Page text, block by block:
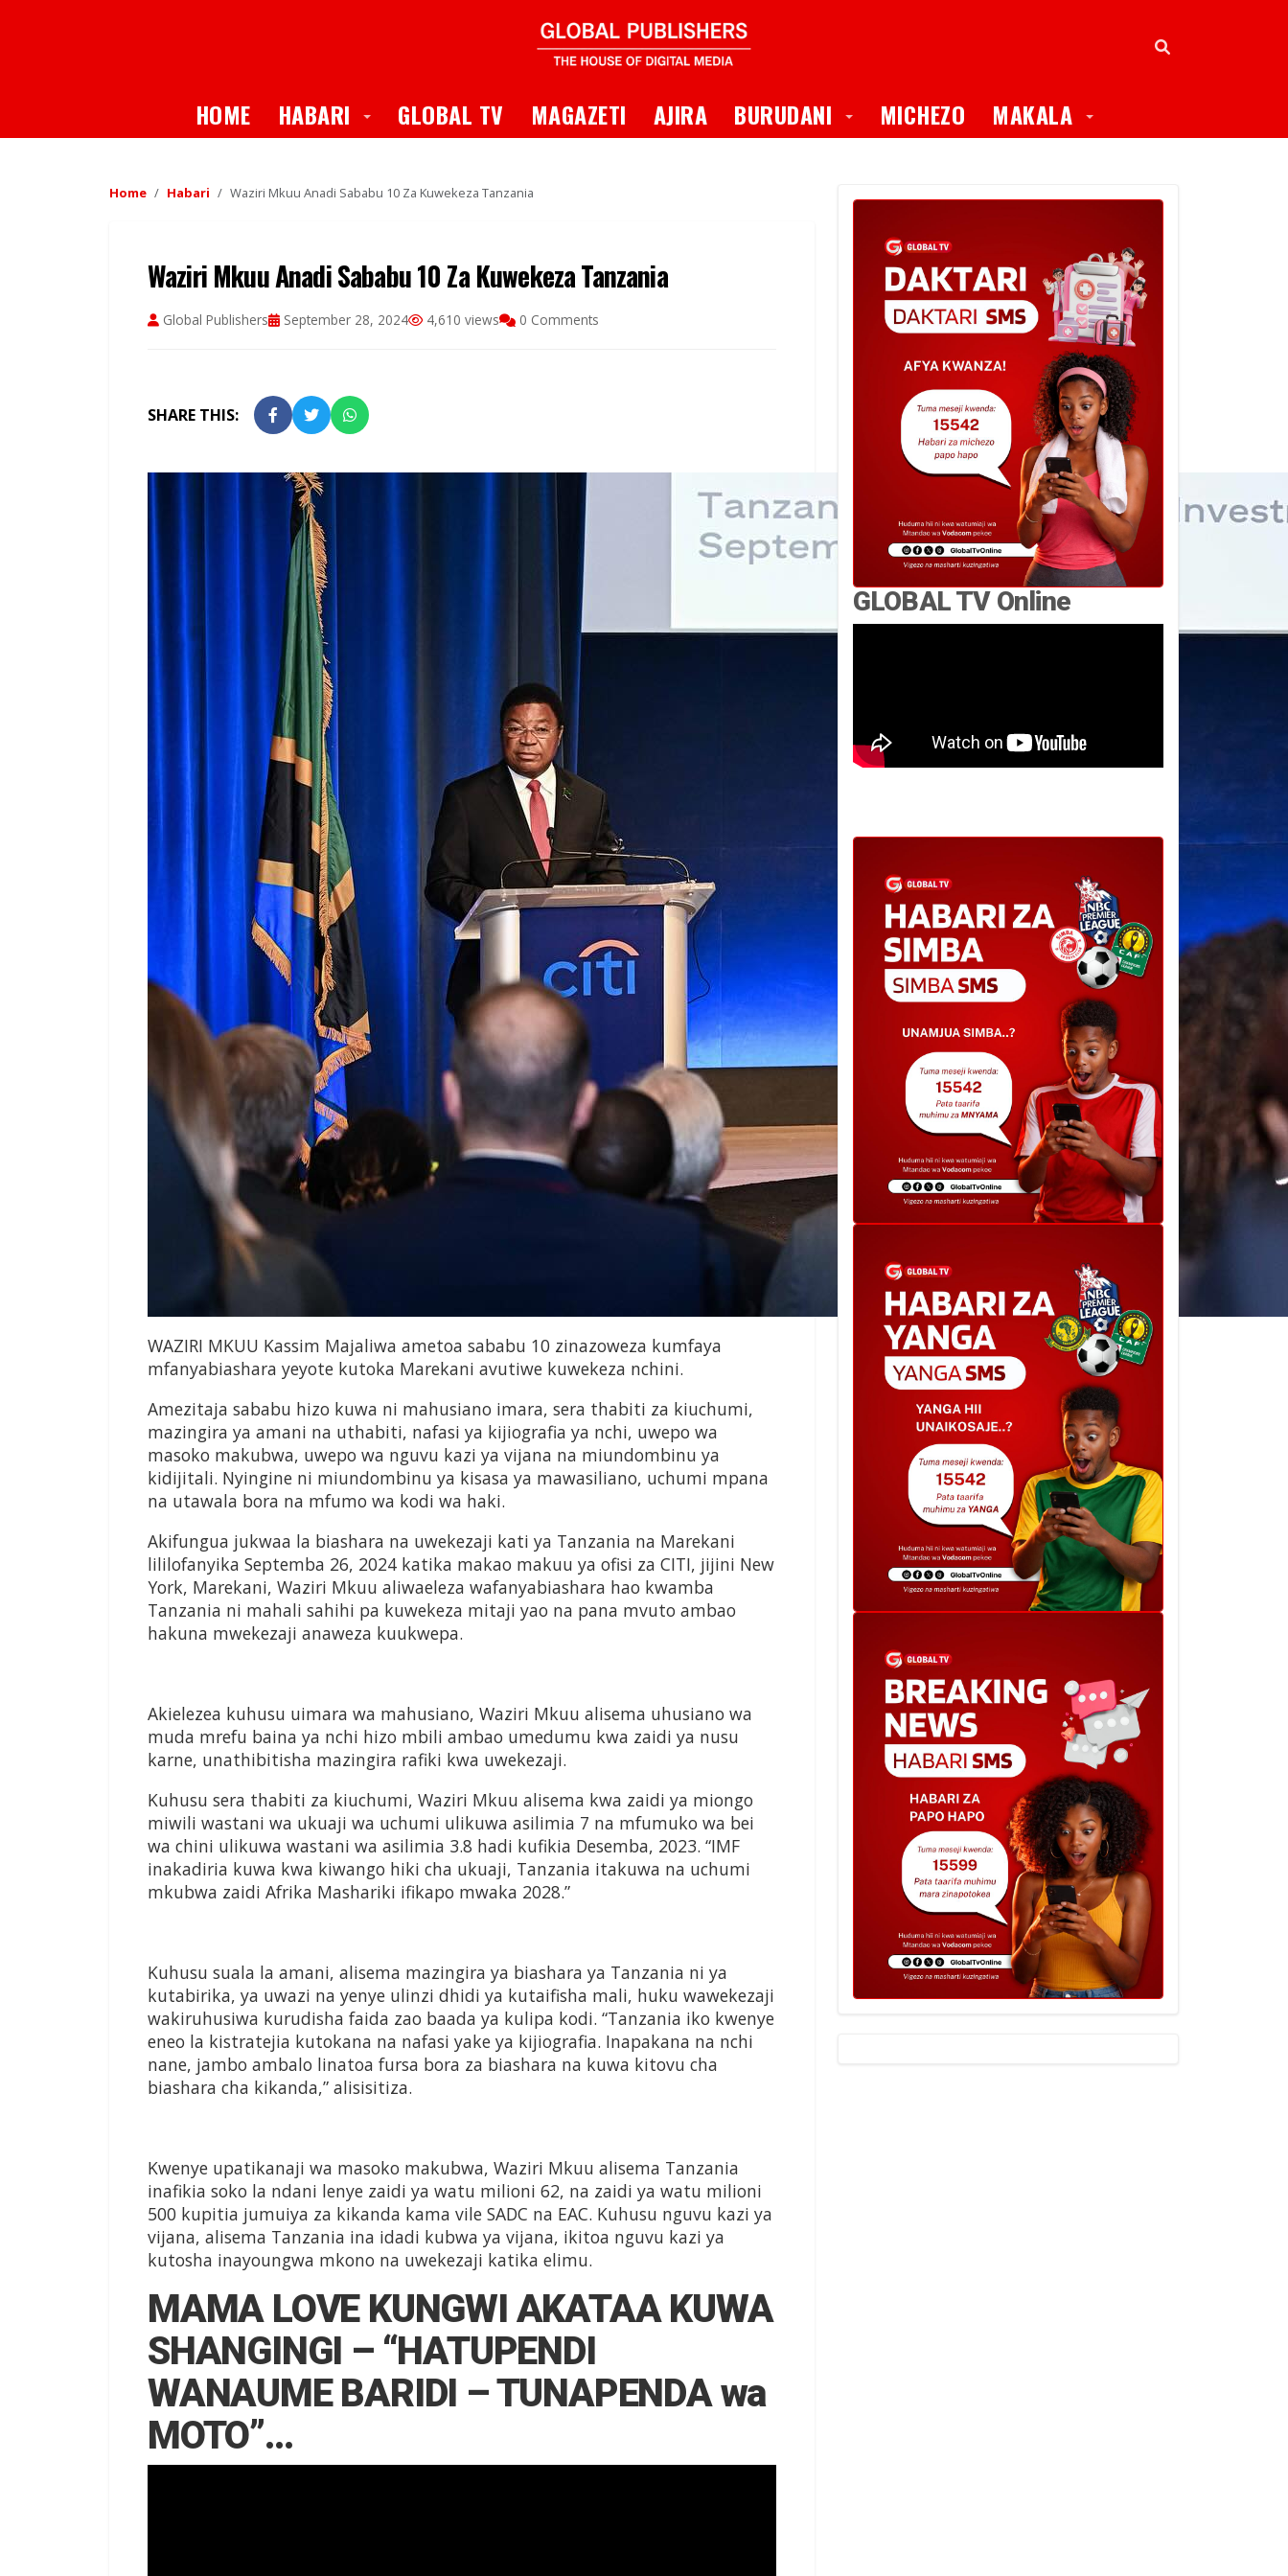
HOME HABARI Toggle Dropdown
GLOBAL TV MAGAZETI AJIRA BURUDANI Toggle Dropdown
MICHEZO MAKALA Toggle Dropdown
Home Habari Waziri Mkuu Anadi Sababu 10 Za Kuwekeza Tanzania
Waziri Mkuu Anadi Sababu 10 Za Kuwekeza Tanzania
Global Publishers September 28, 2024 4,610 views 0 Comments
SHARE THIS:
WAZIRI MKUU Kassim Majaliwa ametoa sababu 10 zinazoweza kumfaya
mfanyabiashara yeyote kutoka Marekani avutiwe kuwekeza nchini.
Amezitaja sababu hizo kuwa ni mahusiano imara, sera thabiti za kiuchumi,
mazingira ya amani na uthabiti, nafasi ya kijiografia ya nchi, uwepo wa
masoko makubwa, uwepo wa nguvu kazi ya vijana na miundombinu ya
kidijitali. Nyingine ni miundombinu ya kisasa ya mawasiliano, uchumi mpana
na utawala bora na mfumo wa kodi wa haki.
Akifungua jukwaa la biashara na uwekezaji kati ya Tanzania na Marekani
lililofanyika Septemba 26, 2024 katika makao makuu ya ofisi za CITI, jijini New
York, Marekani, Waziri Mkuu aliwaeleza wafanyabiashara hao kwamba
Tanzania ni mahali sahihi pa kuwekeza mitaji yao na pana mvuto ambao
hakuna mwekezaji anaweza kuukwepa.
Akielezea kuhusu uimara wa mahusiano, Waziri Mkuu alisema uhusiano wa
muda mrefu baina ya nchi hizo mbili ambao umedumu kwa zaidi ya nusu
karne, unathibitisha mazingira rafiki kwa uwekezaji.
Kuhusu sera thabiti za kiuchumi, Waziri Mkuu alisema kwa zaidi ya miongo
miwili wastani wa ukuaji wa uchumi ulikuwa asilimia 7 na mfumuko wa bei
wa chini ulikuwa wastani wa asilimia 3.8 hadi kufikia Desemba, 2023. “IMF
inakadiria kuwa kwa kiwango hiki cha ukuaji, Tanzania itakuwa na uchumi
mkubwa zaidi Afrika Mashariki ifikapo mwaka 2028.”
Kuhusu suala la amani, alisema mazingira ya biashara ya Tanzania ni ya
kutabirika, ya uwazi na yenye ulinzi dhidi ya kutaifisha mali, huku wawekezaji
wakiruhusiwa kurudisha faida zao baada ya kulipa kodi. “Tanzania iko kwenye
eneo la kistratejia kutokana na nafasi yake ya kijiografia. Inapakana na nchi
nane, jambo ambalo linatoa fursa bora za biashara na kuwa kitovu cha
biashara cha kikanda,” alisisitiza.
Kwenye upatikanaji wa masoko makubwa, Waziri Mkuu alisema Tanzania
inafikia soko la ndani lenye zaidi ya watu milioni 62, na zaidi ya watu milioni
500 kupitia jumuiya za kikanda kama vile SADC na EAC. Kuhusu nguvu kazi ya
vijana, alisema Tanzania ina idadi kubwa ya vijana, ikitoa nguvu kazi ya
kutosha inayoungwa mkono na uwekezaji katika elimu.
MAMA LOVE KUNGWI AKATAA KUWA
SHANGINGI – “HATUPENDI
WANAUME BARIDI – TUNAPENDA wa
MOTO”…
GLOBAL TV Online